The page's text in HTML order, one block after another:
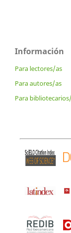
Información
Para lectores/as
Para autores/as
Para